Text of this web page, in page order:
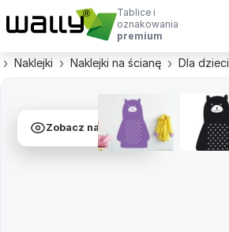
Tablice i
oznakowania
premium
Naklejki Naklejki na ścianę Dla dzieci
Zobacz na ścianie